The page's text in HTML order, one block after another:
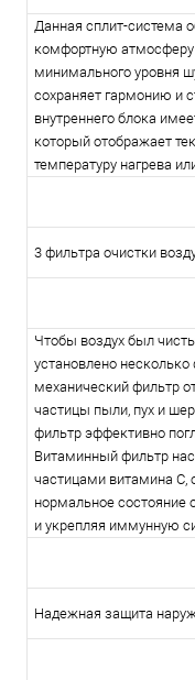
Данная сплит-система
комфортную
минимального уровня
сохраняет гармонию и
внутреннего блока
который отображает
температуру нагрева
3 фильтра очистки
Чтобы воздух был
установлено
механический фильтр
частицы пыли, пух и
фильтр эффективно
Витаминный фильтр
частицами витамина
нормальное состояние
и укрепляя иммунную
Надежная защита